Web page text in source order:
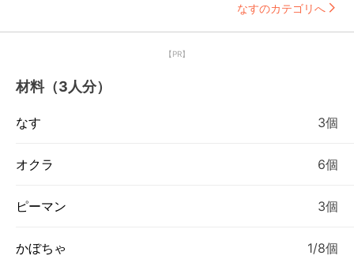
なすのカテゴリへ
【PR】
材料（3人分）
なす 3個
オクラ 6個
ピーマン 3個
かぼちゃ 1/8個